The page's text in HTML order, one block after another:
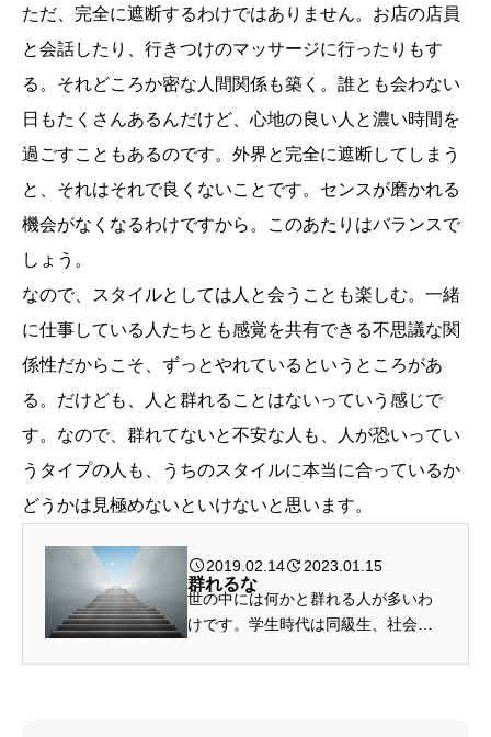
ただ、完全に遮断するわけではありません。お店の店員
と会話したり、行きつけのマッサージに行ったりもす
る。それどころか密な人間関係も築く。誰とも会わない
日もたくさんあるんだけど、心地の良い人と濃い時間を
過ごすこともあるのです。外界と完全に遮断してしまう
と、それはそれで良くないことです。センスが磨かれる
機会がなくなるわけですから。このあたりはバランスで
しょう。
なので、スタイルとしては人と会うことも楽しむ。一緒
に仕事している人たちとも感覚を共有できる不思議な関
係性だからこそ、ずっとやれているというところがあ
る。だけども、人と群れることはないっていう感じで
す。なので、群れてないと不安な人も、人が恐いってい
うタイプの人も、うちのスタイルに本当に合っているか
どうかは見極めないといけないと思います。
2019.02.14 2023.01.15
群れるな
世の中には何かと群れる人が多いわ
けです。学生時代は同級生、社会人